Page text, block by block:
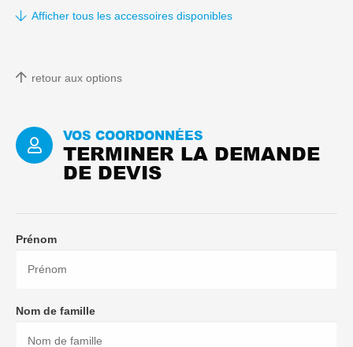
Afficher tous les accessoires disponibles
retour aux options
TERMINER LA DEMANDE
DE DEVIS
VOS COORDONNÉES
Prénom
Nom de famille